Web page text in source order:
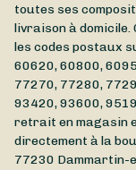
toutes ses
livraison à
les codes postaux
60620, 60800,
77270, 77280,
93420, 93600,
retrait en magasin
directement à la
77230 Dammartin-